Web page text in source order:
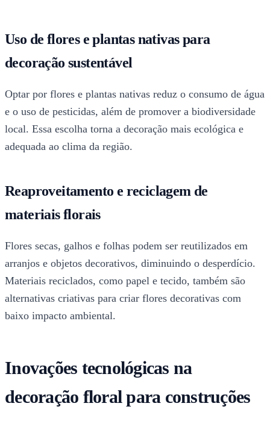
Uso de flores e plantas nativas para
decoração sustentável
Optar por flores e plantas nativas reduz o consumo de água
e o uso de pesticidas, além de promover a biodiversidade
local. Essa escolha torna a decoração mais ecológica e
adequada ao clima da região.
Reaproveitamento e reciclagem de
materiais florais
Flores secas, galhos e folhas podem ser reutilizados em
arranjos e objetos decorativos, diminuindo o desperdício.
Materiais reciclados, como papel e tecido, também são
alternativas criativas para criar flores decorativas com
baixo impacto ambiental.
Inovações tecnológicas na
decoração floral para construções